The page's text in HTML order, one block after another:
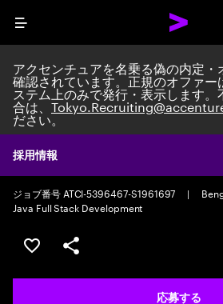
Menu
採用情報
アクセンチュアを名乗る偽の内定
確認されています。正規のオファ
ステム上のみで発行・表示します
合は、
ださい。
Custom Software
AI Native Software Engineering Associate
ジョブ番号 ATCI-5396467-S1961697
|
Java Full Stack Development
ポジションを保存する 【首都圏
シェア
応募する